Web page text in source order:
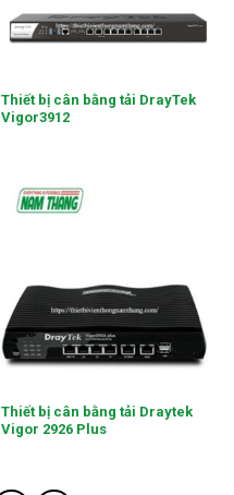
Thiết bị cân bằng tải DrayTek
Vigor3912
Thiết bị cân bằng tải Draytek
Vigor 2926 Plus